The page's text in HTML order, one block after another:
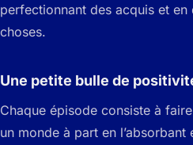
perfectionnant des acquis et
choses.
Une petite bulle de
Chaque épisode consiste à
un monde à part en